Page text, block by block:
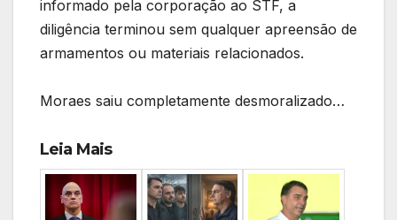
informado pela corporação ao STF, a
diligência terminou sem qualquer apreensão de
armamentos ou materiais relacionados.
Moraes saiu completamente desmoralizado…
Leia Mais